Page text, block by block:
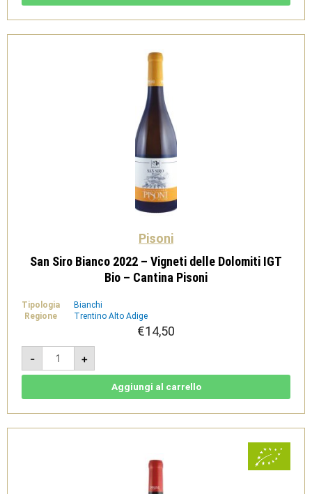
Bio
Cantina
Pisoni
San Siro Bianco 2022 – Vigneti delle Dolomiti IGT
Bio – Cantina Pisoni
Tipologia
Bianchi
Regione
Trentino Alto Adige
€14,50
-
San
Siro
Bianco
2022
Dolomiti
Bio
+
Aggiungi al carrello